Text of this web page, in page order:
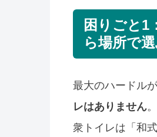
困りごと
ら場所で
最大のハードル
レはありません
衆トイレは「和